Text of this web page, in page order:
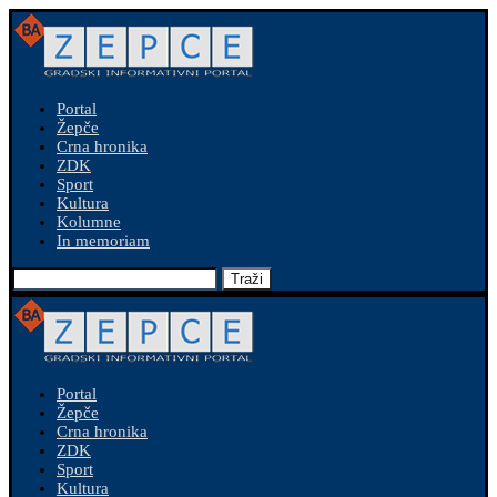
Portal
Žepče
Crna hronika
ZDK
Sport
Kultura
Kolumne
In memoriam
Traži
Portal
Žepče
Crna hronika
ZDK
Sport
Kultura